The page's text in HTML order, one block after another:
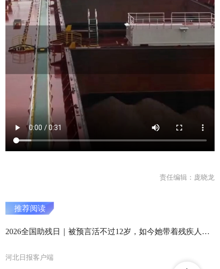
责任编辑：庞晓龙
推荐阅读
2026全国助残日｜被预言活不过12岁，如今她带着残疾人朋友搞AI
河北日报客户端